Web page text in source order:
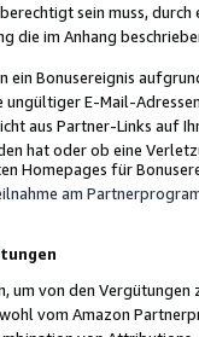
sein muss,
die im Anhang
ein Bonusereignis
ungültiger E-Mail-
aus Partner-Links auf
hat oder ob eine
Homepages für
am
um von den
vom Amazon